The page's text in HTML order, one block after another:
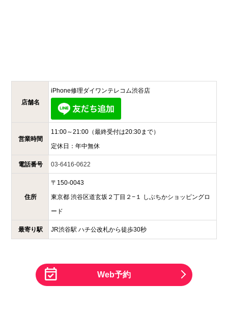
店舗名
iPhone修理ダイワンテレコム渋谷店
営業時間
11:00～21:00（最終受付は20:30まで）
定休日： 年中無休
電話番号 03-6416-0622
住所
〒 150-0043
東京都 渋谷区道玄坂２丁目２−１ しぶちかショッピングロ
ード
最寄り駅 JR渋谷駅 ハチ公改札から徒歩30秒
Web予約